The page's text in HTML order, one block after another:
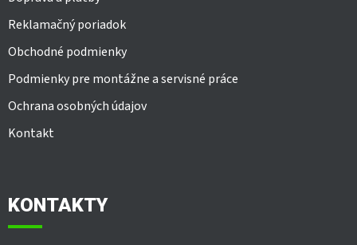
Reklamačný poriadok
Obchodné podmienky
Podmienky pre montážne a servisné práce
Ochrana osobných údajov
Kontakt
KONTAKTY